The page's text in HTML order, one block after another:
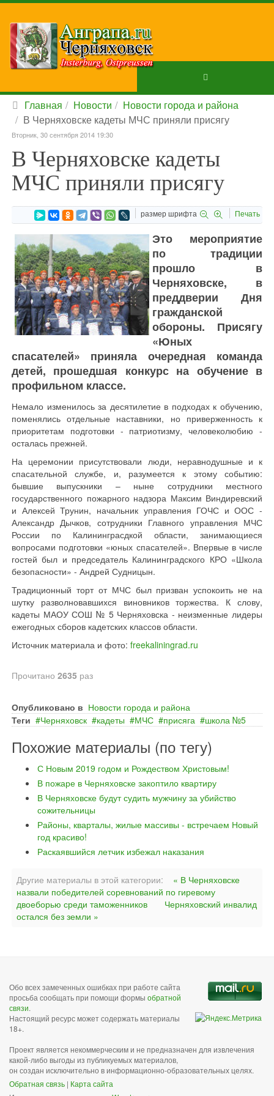
Главная Новости
Новости города и района
В Черняховске кадеты МЧС приняли присягу
Вторник, 30 сентября 2014 19:30
В Черняховске кадеты
МЧС приняли присягу
размер шрифта Печать
Это мероприятие
по традиции
прошло в
Черняховске, в
преддверии Дня
гражданской
обороны. Присягу
«Юных
спасателей» приняла очередная команда
детей, прошедшая конкурс на обучение в
профильном классе.
Немало изменилось за десятилетие в подходах к обучению,
поменялись отдельные наставники, но приверженность к
приоритетам подготовки - патриотизму, человеколюбию -
осталась прежней.
На церемонии присутствовали люди, неравнодушные и к
спасательной службе, и, разумеется к этому событию:
бывшие выпускники – ныне сотрудники местного
государственного пожарного надзора Максим Виндиревский
и Алексей Трунин, начальник управления ГОЧС и ООС -
Александр Дычков, сотрудники Главного управления МЧС
России по Калининграсдкой области, занимающиеся
вопросами подготовки «юных спасателей». Впервые в числе
гостей был и председатель Калининградского КРО «Школа
безопасности» - Андрей Судницын.
Традиционный торт от МЧС был призван успокоить не на
шутку разволновавшихся виновников торжества. К слову,
кадеты МАОУ СОШ № 5 Черняховска - неизменные лидеры
ежегодных сборов кадетских классов области.
Источник материала и фото: freekaliningrad.ru
Прочитано 2635 раз
Опубликовано в Новости города и района
Теги
Черняховск кадеты МЧС присяга школа №5
Похожие материалы (по тегу)
С Новым 2019 годом и Рождеством Христовым!
В пожаре в Черняховске закоптило квартиру
В Черняховске будут судить мужчину за убийство
сожительницы
Районы, кварталы, жилые массивы - встречаем Новый
год красиво!
Раскаявшийся летчик избежал наказания
Другие материалы в этой категории:
« В Черняховске
назвали победителей соревнований по гиревому
двоеборью среди таможенников
Черняховский инвалид
остался без земли »
Обо всех замеченных ошибках при работе сайта
просьба сообщать при помощи формы обратной
связи.
Настоящий ресурс может содержать материалы
18+.
Проект является некоммерческим и не предназначен для извлечения
какой-либо выгоды из публикуемых материалов,
он создан исключительно в информационно-образовательных целях.
Обратная связь | Карта сайта